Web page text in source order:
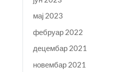
мај 2023
фебруар 2022
децембар 2021
новембар 2021